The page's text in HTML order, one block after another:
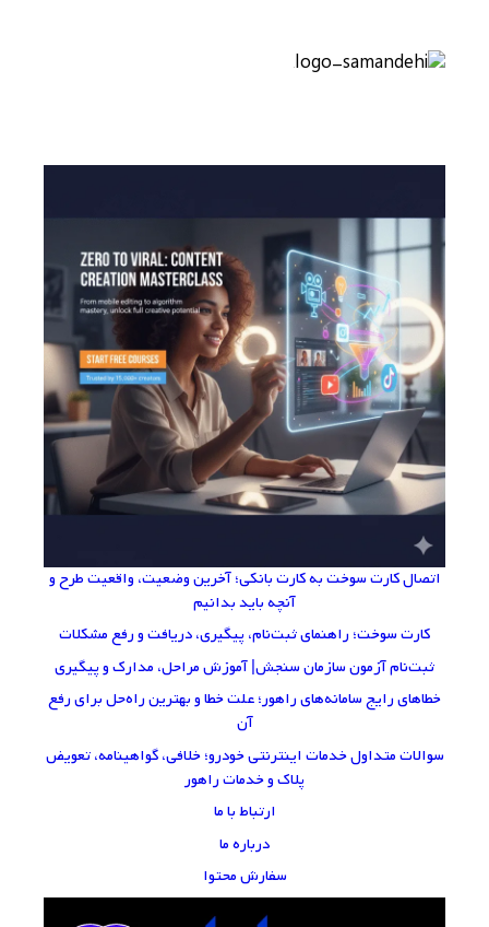
اتصال کارت سوخت به کارت بانکی؛ آخرین وضعیت، واقعیت طرح و
آنچه باید بدانیم
کارت سوخت؛ راهنمای ثبت‌نام، پیگیری، دریافت و رفع مشکلات
ثبت‌نام آزمون‌ سازمان سنجش| آموزش مراحل، مدارک و پیگیری
خطاهای رایج سامانه‌های راهور؛ علت خطا و بهترین راه‌حل برای رفع
آن
سوالات متداول خدمات اینترنتی خودرو؛ خلافی، گواهینامه، تعویض
پلاک و خدمات راهور
ارتباط با ما
درباره ما
سفارش محتوا